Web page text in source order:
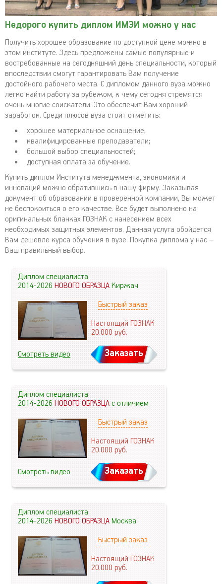
Недорого купить диплом ИМЭИ можно у нас
Получить хорошее образование по доступной цене можно в
этом институте. Здесь предложены самые популярные и
востребованные на сегодняшний день специальности, который
впоследствии смогут гарантировать Вам получение
достойного рабочего места. С дипломом данного вуза можно
легко найти работу за рубежом, к чему сегодня стремятся
очень многие соискатели. Это обеспечит Вам хороший
заработок. Среди плюсов вуза стоит отметить:
хорошее материальное оснащение;
квалифицированные преподаватели;
большой выбор специальностей;
доступная оплата за обучение.
Купить диплом Института менеджмента, экономики и
инноваций можно обратившись в нашу фирму. Заказывая
документ об образовании в проверенной компании, Вы может
не беспокоиться о его качестве. Все будет выполнено на
оригинальных бланках ГОЗНАК с нанесением всех
необходимых защитных элементов. Данная услуга обойдется
Вам дешевле курса обучения в вузе. Покупка диплома у нас –
Ваш правильный выбор.
Диплом специалиста
2014-2026НОВОГО ОБРАЗЦАКиржач
Быстрый заказ
Настоящий ГОЗНАК
20.000руб.
Смотреть видео Заказать
Диплом специалиста
2014-2026НОВОГО ОБРАЗЦАс отличием
Быстрый заказ
Настоящий ГОЗНАК
20.000руб.
Смотреть видео Заказать
Диплом специалиста
2014-2026НОВОГО ОБРАЗЦАМосква
Быстрый заказ
Настоящий ГОЗНАК
20.000руб.